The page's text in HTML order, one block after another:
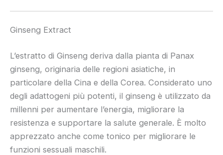
Ginseng Extract
L’estratto di Ginseng deriva dalla pianta di Panax
ginseng, originaria delle regioni asiatiche, in
particolare della Cina e della Corea. Considerato uno
degli adattogeni più potenti, il ginseng è utilizzato da
millenni per aumentare l’energia, migliorare la
resistenza e supportare la salute generale. È molto
apprezzato anche come tonico per migliorare le
funzioni sessuali maschili.